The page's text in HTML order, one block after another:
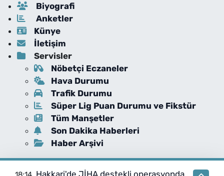
Biyografi
Anketler
Künye
İletişim
Servisler
Nöbetçi Eczaneler
Hava Durumu
Trafik Durumu
Süper Lig Puan Durumu ve Fikstür
Tüm Manşetler
Son Dakika Haberleri
Haber Arşivi
Hakkari'de JİHA destekli operasyonda